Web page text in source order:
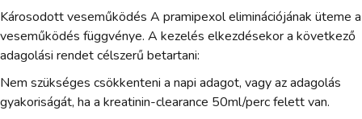
Károsodott veseműködés A pramipexol eliminációjának üteme a
veseműködés függvénye. A kezelés elkezdésekor a következő
adagolási rendet célszerű betartani:
Nem szükséges csökkenteni a napi adagot, vagy az adagolás
gyakoriságát, ha a kreatinin-clearance 50ml/perc felett van.